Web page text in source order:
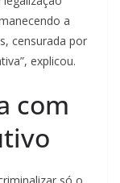
a
censurada por
explicou.
com